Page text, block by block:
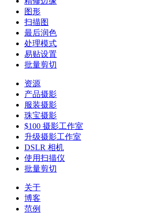
图形
扫描图
最后润色
处理模式
易贴设置
批量剪切
资源
产品摄影
服装摄影
珠宝摄影
$100 摄影工作室
升级摄影工作室
DSLR 相机
使用扫描仪
批量剪切
关于
博客
范例